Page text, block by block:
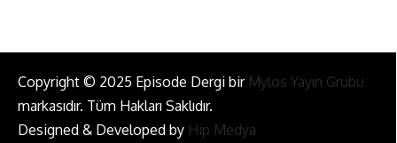
Copyright © 2025 Episode Dergi bir Mylos Yayın Grubu
markasıdır. Tüm Hakları Saklıdır.
Designed & Developed by Hip Medya